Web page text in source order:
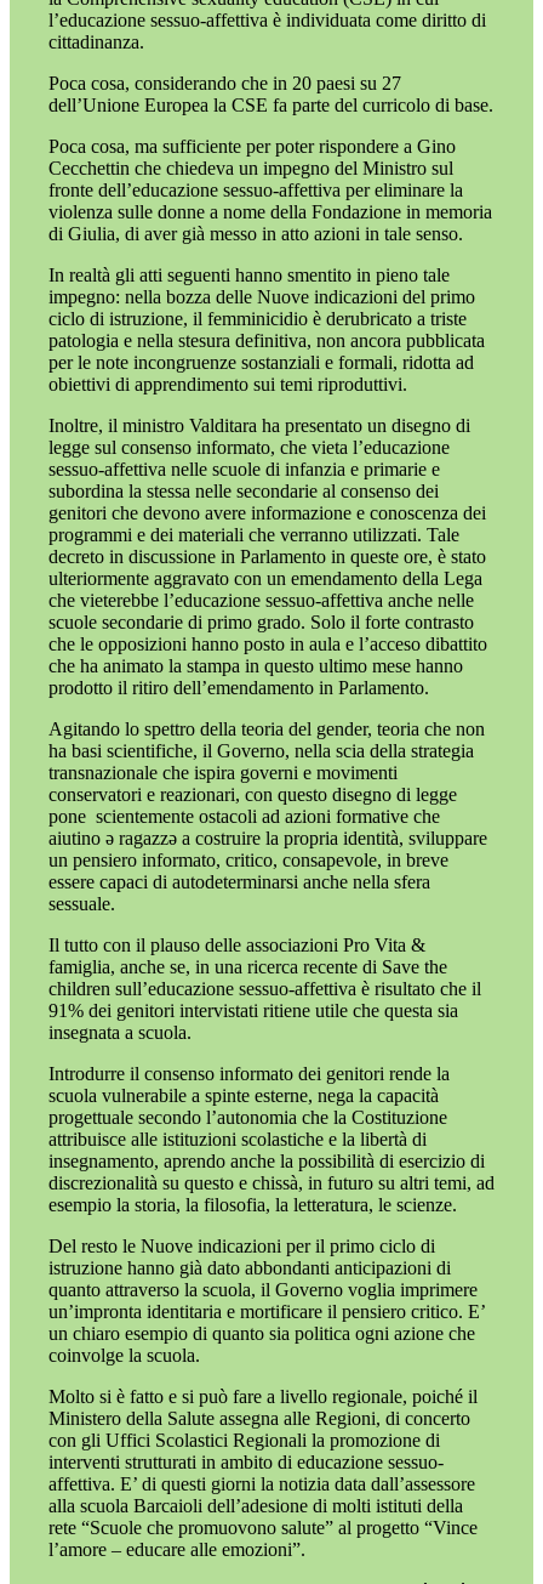
l’educazione sessuo-affettiva è individuata come diritto di
cittadinanza.
Poca cosa, considerando che in 20 paesi su 27
dell’Unione Europea la CSE fa parte del curricolo di base.
Poca cosa, ma sufficiente per poter rispondere a Gino
Cecchettin che chiedeva un impegno del Ministro sul
fronte dell’educazione sessuo-affettiva per eliminare la
violenza sulle donne a nome della Fondazione in memoria
di Giulia, di aver già messo in atto azioni in tale senso.
In realtà gli atti seguenti hanno smentito in pieno tale
impegno: nella bozza delle Nuove indicazioni del primo
ciclo di istruzione, il femminicidio è derubricato a triste
patologia e nella stesura definitiva, non ancora pubblicata
per le note incongruenze sostanziali e formali, ridotta ad
obiettivi di apprendimento sui temi riproduttivi.
Inoltre, il ministro Valditara ha presentato un disegno di
legge sul consenso informato, che vieta l’educazione
sessuo-affettiva nelle scuole di infanzia e primarie e
subordina la stessa nelle secondarie al consenso dei
genitori che devono avere informazione e conoscenza dei
programmi e dei materiali che verranno utilizzati. Tale
decreto in discussione in Parlamento in queste ore, è stato
ulteriormente aggravato con un emendamento della Lega
che vieterebbe l’educazione sessuo-affettiva anche nelle
scuole secondarie di primo grado. Solo il forte contrasto
che le opposizioni hanno posto in aula e l’acceso dibattito
che ha animato la stampa in questo ultimo mese hanno
prodotto il ritiro dell’emendamento in Parlamento.
Agitando lo spettro della teoria del gender, teoria che non
ha basi scientifiche, il Governo, nella scia della strategia
transnazionale che ispira governi e movimenti
conservatori e reazionari, con questo disegno di legge
pone scientemente ostacoli ad azioni formative che
aiutino ə ragazzə a costruire la propria identità, sviluppare
un pensiero informato, critico, consapevole, in breve
essere capaci di autodeterminarsi anche nella sfera
sessuale.
Il tutto con il plauso delle associazioni Pro Vita &
famiglia, anche se, in una ricerca recente di Save the
children sull’educazione sessuo-affettiva è risultato che il
91% dei genitori intervistati ritiene utile che questa sia
insegnata a scuola.
Introdurre il consenso informato dei genitori rende la
scuola vulnerabile a spinte esterne, nega la capacità
progettuale secondo l’autonomia che la Costituzione
attribuisce alle istituzioni scolastiche e la libertà di
insegnamento, aprendo anche la possibilità di esercizio di
discrezionalità su questo e chissà, in futuro su altri temi, ad
esempio la storia, la filosofia, la letteratura, le scienze.
Del resto le Nuove indicazioni per il primo ciclo di
istruzione hanno già dato abbondanti anticipazioni di
quanto attraverso la scuola, il Governo voglia imprimere
un’impronta identitaria e mortificare il pensiero critico. E’
un chiaro esempio di quanto sia politica ogni azione che
coinvolge la scuola.
Molto si è fatto e si può fare a livello regionale, poiché il
Ministero della Salute assegna alle Regioni, di concerto
con gli Uffici Scolastici Regionali la promozione di
interventi strutturati in ambito di educazione sessuo-
affettiva. E’ di questi giorni la notizia data dall’assessore
alla scuola Barcaioli dell’adesione di molti istituti della
rete “Scuole che promuovono salute” al progetto “Vince
l’amore – educare alle emozioni”.